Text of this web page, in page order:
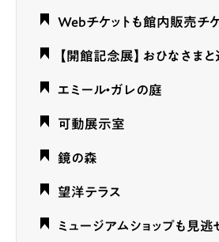
Webチケットも館内販売チ
【開館記念展】おひなさま
エミール・ガレの庭
可動展示室
鏡の森
望洋テラス
ミュージアムショップも見逃